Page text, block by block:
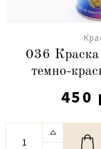
036
темно-
450